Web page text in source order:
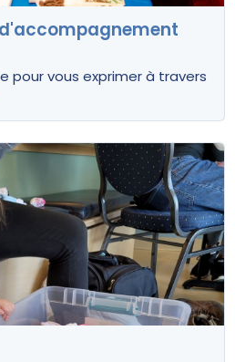
pour vous exprimer à travers